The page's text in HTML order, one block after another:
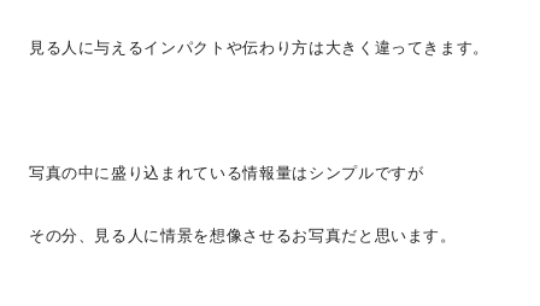
見る人に与えるインパクトや伝わり方は大きく違ってきます。
写真の中に盛り込まれている情報量はシンプルですが
その分、見る人に情景を想像させるお写真だと思います。